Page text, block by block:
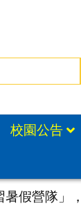
校園公告
假營隊」